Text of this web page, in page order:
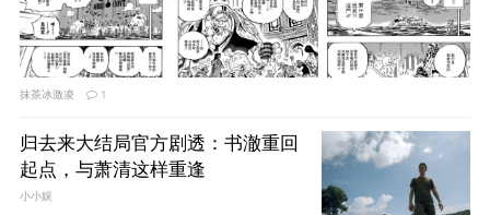
抹茶冰激凌 1
归去来大结局官方剧透：书澈重回
起点，与萧清这样重逢
小小娱